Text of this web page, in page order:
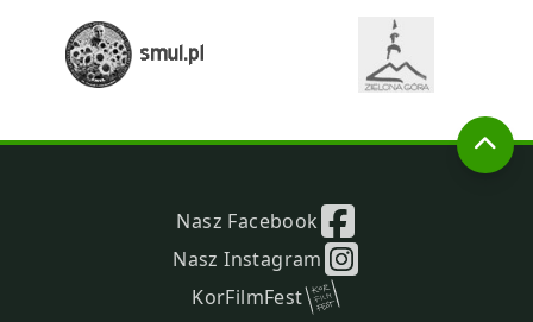
Nasz Facebook
Nasz Instagram
KorFilmFest